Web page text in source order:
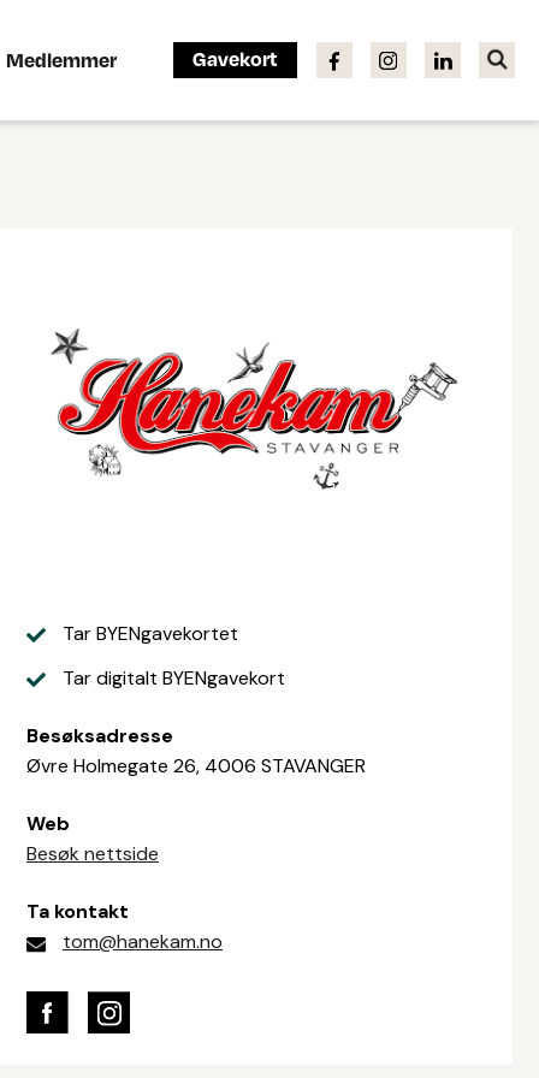
Medlemmer Gavekort
Tar BYENgavekortet
Tar digitalt BYENgavekort
Besøksadresse
Øvre Holmegate 26, 4006 STAVANGER
Web
Besøk nettside
Ta kontakt
tom@hanekam.no